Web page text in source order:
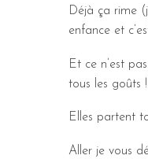
Déjà ça rime
enfance et
Et ce n’est
tous les goûts !
Elles partent
Aller je vous